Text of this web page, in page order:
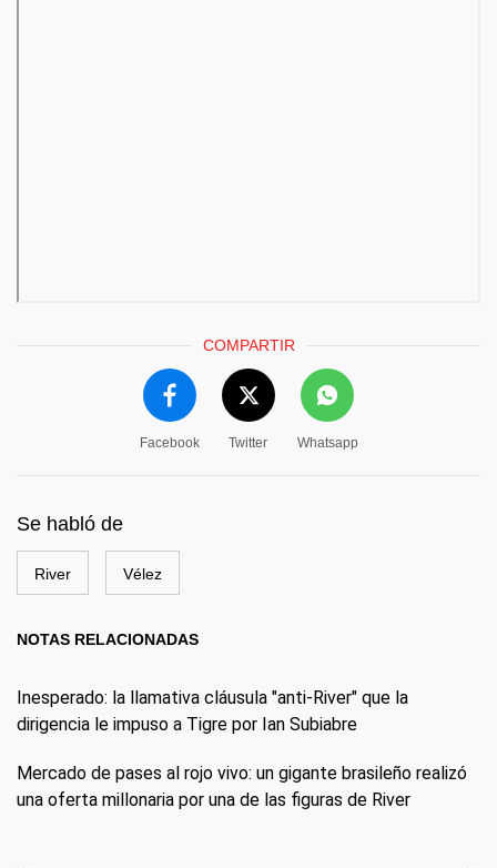
COMPARTIR
Facebook Twitter Whatsapp
Se habló de
River Vélez
NOTAS RELACIONADAS
Inesperado: la llamativa cláusula "anti-River" que la
dirigencia le impuso a Tigre por Ian Subiabre
Mercado de pases al rojo vivo: un gigante brasileño realizó
una oferta millonaria por una de las figuras de River